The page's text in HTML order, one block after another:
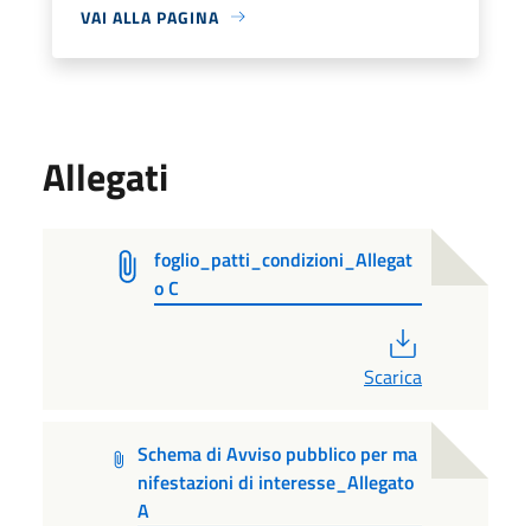
VAI ALLA PAGINA
Allegati
foglio_patti_condizioni_Allegat
o C
Scarica
Schema di Avviso pubblico per ma
nifestazioni di interesse_Allegato
A